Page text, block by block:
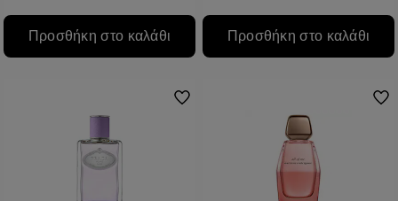
Προσθήκη στο καλάθι Προσθήκη στο καλάθι